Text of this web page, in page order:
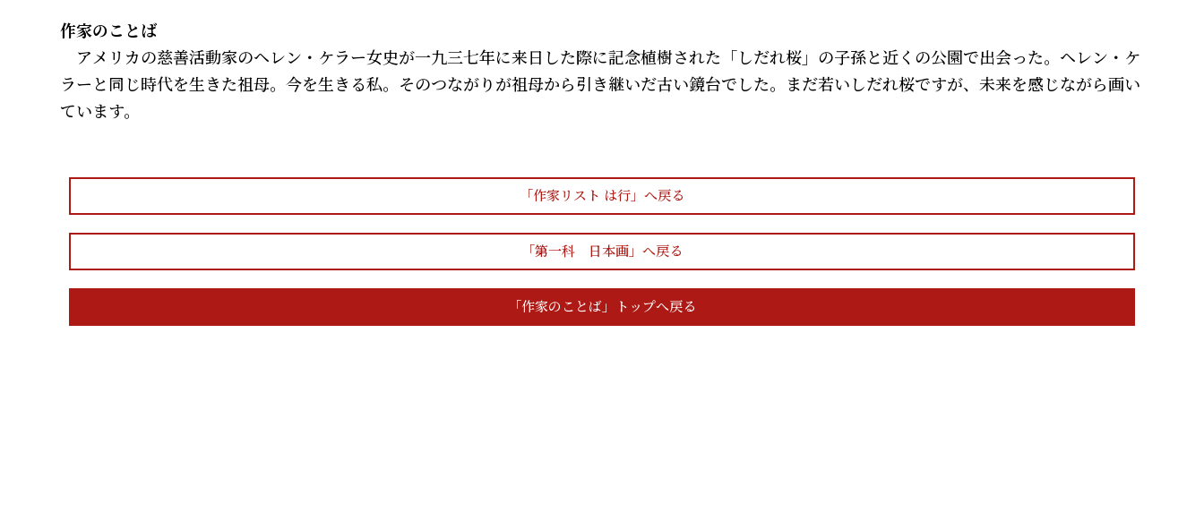
作家のことば
アメリカの慈善活動家のヘレン・ケラー女史が一九三七年に来日した際に記念植樹された「しだれ桜」の子孫と近くの公園で出会った。ヘレン・ケ
ラーと同じ時代を生きた祖母。今を生きる私。そのつながりが祖母から引き継いだ古い鏡台でした。まだ若いしだれ桜ですが、未来を感じながら画い
ています。
「作家リスト は行」へ戻る
「第一科 日本画」へ戻る
「作家のことば」トップへ戻る